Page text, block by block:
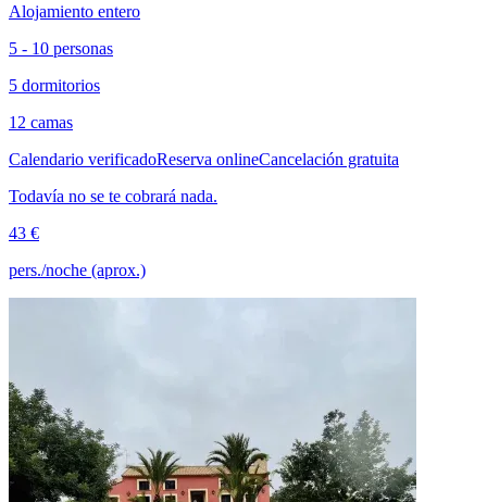
Alojamiento entero
5 - 10 personas
5 dormitorios
12 camas
Calendario verificadoReserva onlineCancelación gratuita
Todavía no se te cobrará nada.
43 €
pers./noche (aprox.)